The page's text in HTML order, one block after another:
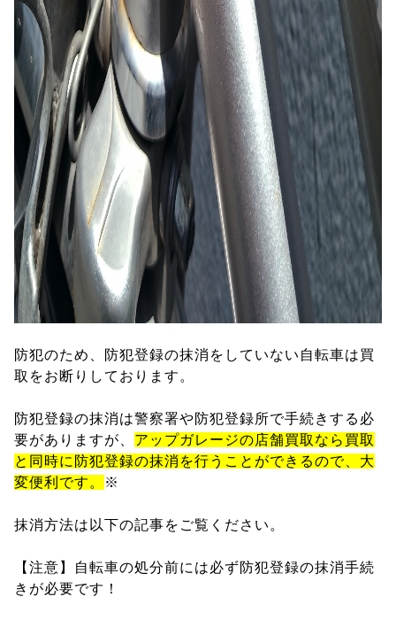
防犯のため、防犯登録の抹消をしていない自転車は買
取をお断りしております。
防犯登録の抹消は警察署や防犯登録所で手続きする必
要がありますが、 アップガレージの店舗買取なら買取
と同時に防犯登録の抹消を行うことができるので、大
変便利です。
※
抹消方法は以下の記事をご覧ください。
【注意】自転車の処分前には必ず防犯登録の抹消手続
きが必要です！